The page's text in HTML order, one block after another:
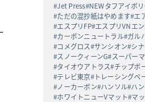
Jet Press NEWタフアイボ
ただの混抄紙はやめます エ
エスプリFP エスプリVNエ
カーボンニュートラル ガル
コメグロス サンシオン シ
スノークィーンG スーパー
タイオウアトラス チップボ
テレビ東京 トレーシングペ
ノーカーボン ハンソル ハ
ホワイトニューVマット マ